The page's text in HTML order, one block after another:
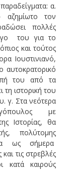
α.
αζημίωτο τον
πολλές
του για το
και τούτος
Ιουστινιανό,
αυτοκρατορικό
του από τα
ιστορική του
γ. Στα νεότερα
με
Ιστορίας, θα
πολύτομης
ως σήμερα
τις στρεβλές
κατά καιρούς